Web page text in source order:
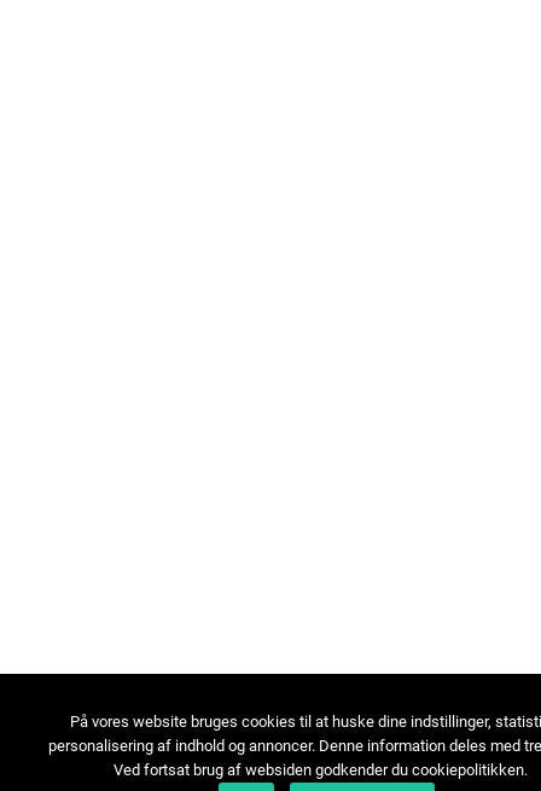
På vores website bruges cookies til at huske dine indstillinger,
personalisering af indhold og annoncer. Denne information deles med
Ved fortsat brug af websiden godkender du cookiepolitikken.